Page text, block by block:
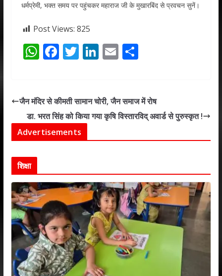
धर्मप्रेमी, भक्त समय पर पहुंचकर महाराज जी के मुखारबिंद से प्रवचन सुनें।
Post Views: 825
W
s
A
p
p
F
b
o
o
k
T
er
Li
e
dI
E
l
S
e
जैन मंदिर से कीमती सामान चोरी, जैन समाज में रोष
डा. भरत सिंह को किया गया कृषि विस्तारविद् अवार्ड से पुरुस्कृत !
Advertisements
शिक्षा